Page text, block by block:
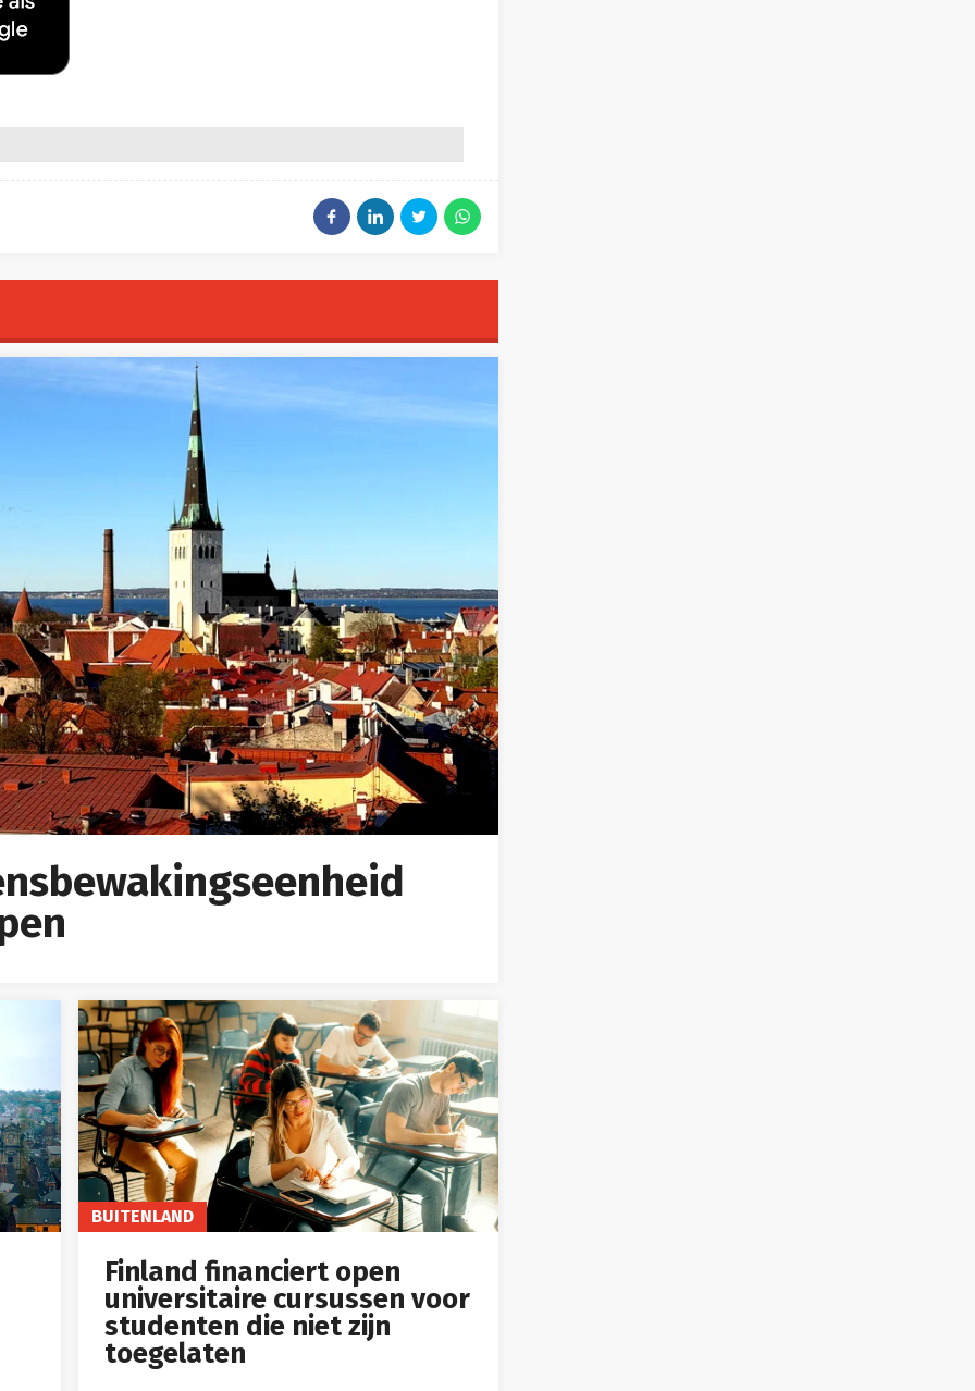
BUITENLAND
Finland financiert open
universitaire cursussen voor
studenten die niet zijn
toegelaten